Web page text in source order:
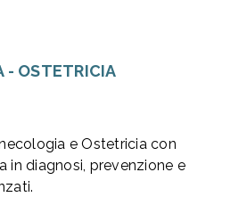
- OSTETRICIA
e Ostetricia con
in diagnosi, prevenzione e